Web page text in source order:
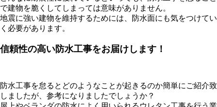
で建物を脆くしてしまっては意味がありません。
地震に強い建物を維持するためには、防水面にも気をつけてい
く必要があります。
信頼性の高い防水工事をお届けします！
防水工事を怠るとどのようなことが起きるのか簡単にご紹介致
しましたが、参考になりましたでしょうか？